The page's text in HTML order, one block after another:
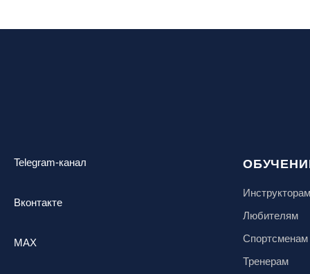
Telegram-канал
Вконтакте
MAX
Инструкторам
Любителям
Спортсменам
Тренерам